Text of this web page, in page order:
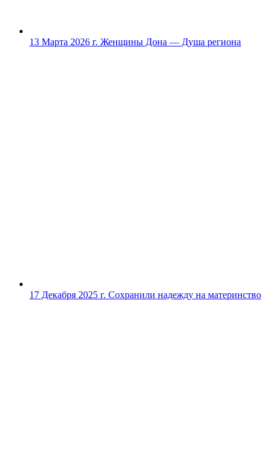
13 Марта 2026 г. Женщины Дона — Душа региона
17 Декабря 2025 г. Сохранили надежду на материнство